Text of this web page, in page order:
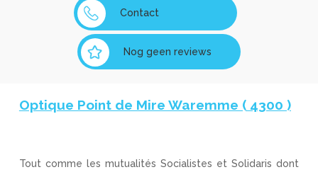
Contact
Nog geen reviews
Optique Point de Mire Waremme ( 4300 )
Tout comme les mutualités Socialistes et Solidaris dont